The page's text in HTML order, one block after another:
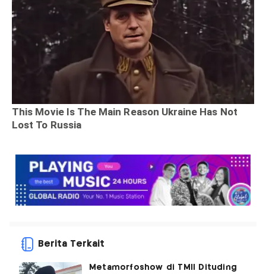
Berita Terkait
Metamorfoshow di TMII Dituding